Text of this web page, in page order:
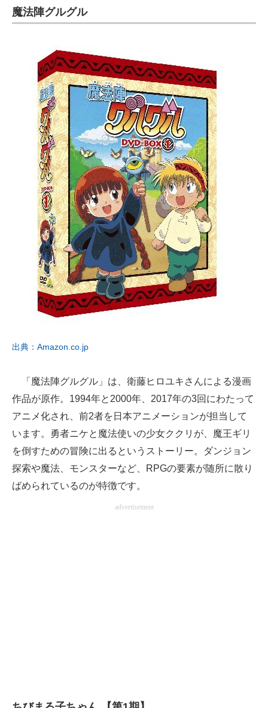
魔法陣グルグル
出典：Amazon.co.jp
「魔法陣グルグル」は、衛藤ヒロユキさんによる漫画
作品が原作。1994年と2000年、2017年の3回にわたって
アニメ化され、前2者を日本アニメーションが担当して
います。勇者ニケと魔法使いの少女ククリが、魔王ギリ
を倒すための冒険に出るというストーリー。ダンジョン
探索や魔法、モンスターなど、RPGの要素が随所に散り
ばめられているのが特徴です。
advertisement